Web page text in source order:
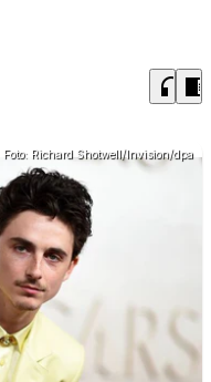
headphones chrome_reader_mode
Foto: Richard Shotwell/Invision/dpa